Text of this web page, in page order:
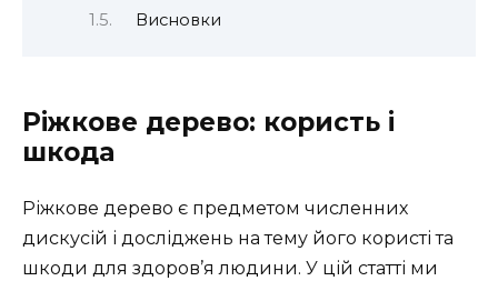
Висновки
Ріжкове дерево: користь і
шкода
Ріжкове дерево є предметом численних
дискусій і досліджень на тему його користі та
шкоди для здоров’я людини. У цій статті ми